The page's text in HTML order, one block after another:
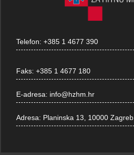
Telefon:+385 1 4677 390
Faks:+385 1 4677 180
E-adresa: info@hzhm.hr
Adresa: Planinska 13, 10000 Zagreb